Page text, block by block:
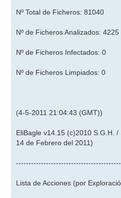
Nº Total de Ficheros: 81040
Nº de Ficheros Analizados: 4225
Nº de Ficheros Infectados: 0
Nº de Ficheros Limpiados: 0
(4-5-2011 21:04:43 (GMT))
EliBagle v14.15 (c)2010 S.G.H.
14 de Febrero del 2011)
Lista de Acciones (por